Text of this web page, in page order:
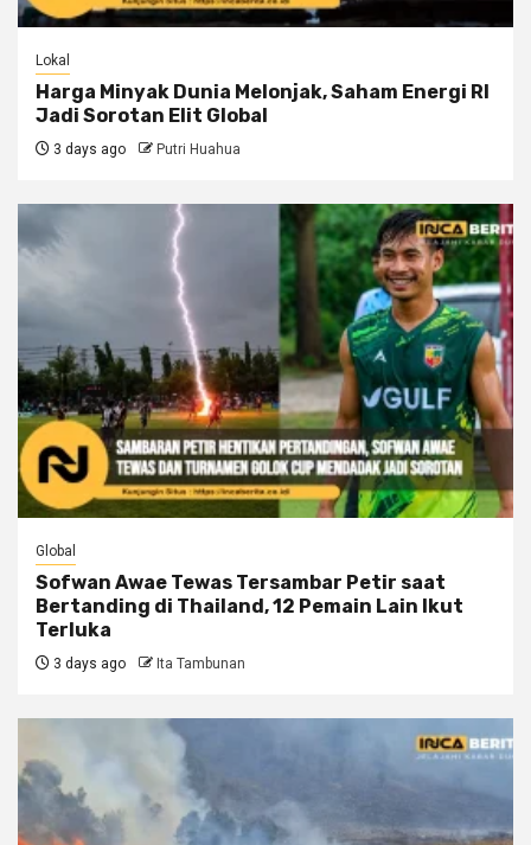
Lokal
Harga Minyak Dunia Melonjak, Saham Energi RI
Jadi Sorotan Elit Global
3 days ago Putri Huahua
Global
Sofwan Awae Tewas Tersambar Petir saat
Bertanding di Thailand, 12 Pemain Lain Ikut
Terluka
3 days ago Ita Tambunan